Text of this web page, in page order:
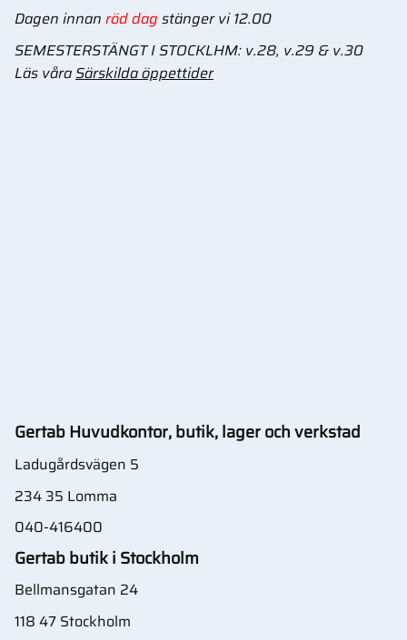
Dagen innan röd dag stänger vi 12.00
SEMESTERSTÄNGT I STOCKLHM: v.28, v.29 & v.30
Läs våraSärskilda öppettider
Gertab Huvudkontor, butik, lager och verkstad
Ladugårdsvägen 5
234 35 Lomma
040-416400
Gertab butik i Stockholm
Bellmansgatan 24
118 47 Stockholm